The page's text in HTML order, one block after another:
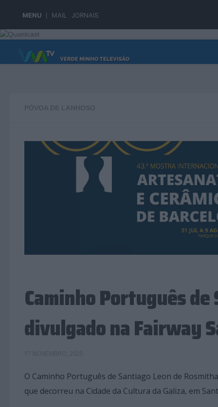
MENU MAIL JORNAIS
Skip to content
Caminho Português
divulgado na Fairway
O Caminho Português de Santiago Leon de
que decorreu na Cidade da Cultura da Galiza, em